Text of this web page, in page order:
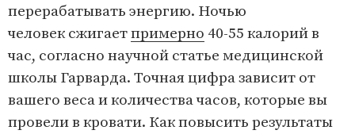
перерабатывать энергию. Ночью
человек сжигаетпримерно 40-55 калорий в
час, согласно научной статье медицинской
школы Гарварда. Точная цифра зависит от
вашего веса и количества часов, которые вы
провели в кровати. Как повысить результаты